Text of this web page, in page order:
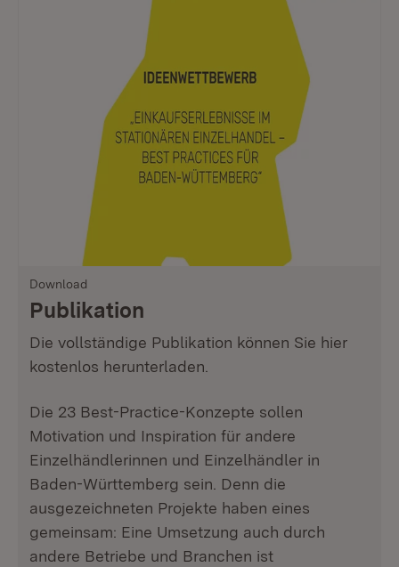
Download
Publikation
Die vollständige Publikation können Sie hier
kostenlos herunterladen.
Die 23 Best-Practice-Konzepte sollen
Motivation und Inspiration für andere
Einzelhändlerinnen und Einzelhändler in
Baden-Württemberg sein. Denn die
ausgezeichneten Projekte haben eines
gemeinsam: Eine Umsetzung auch durch
andere Betriebe und Branchen ist